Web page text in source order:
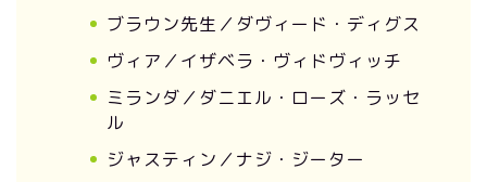
ブラウン先生／ダヴィード・ディグス
ヴィア／イザベラ・ヴィドヴィッチ
ミランダ／ダニエル・ローズ・ラッセ
ル
ジャスティン／ナジ・ジーター